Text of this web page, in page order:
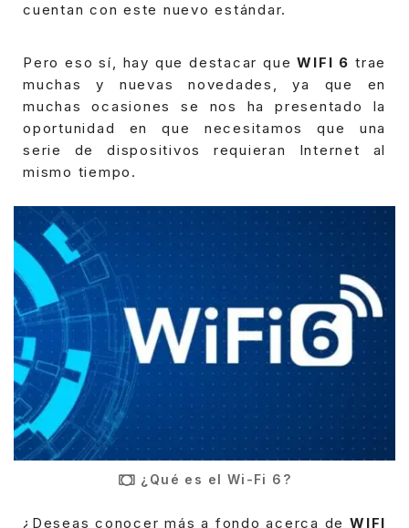
cuentan con este nuevo estándar.
Pero eso sí, hay que destacar queWIFI 6 trae
muchas y nuevas novedades, ya que en
muchas ocasiones se nos ha presentado la
oportunidad en que necesitamos que una
serie de dispositivos requieran Internet al
mismo tiempo.
¿Qué es el Wi-Fi 6?
¿Deseas conocer más a fondo acerca de WIFI